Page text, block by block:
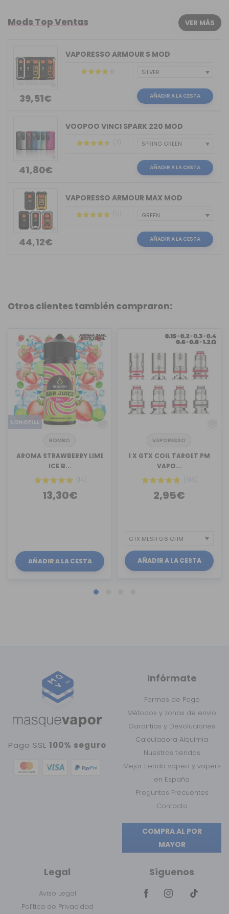
Mods Top Ventas VER MÁS
39,51€
VAPORESSO ARMOUR S MOD
AÑADIR A LA CESTA
41,80€
VOOPOO VINCI SPARK 220 MOD
(7)
AÑADIR A LA CESTA
44,12€
VAPORESSO ARMOUR MAX MOD
(5)
AÑADIR A LA CESTA
Otros clientes también compraron:
LONGFILL
BOMBO
AROMA STRAWBERRY LIME
ICE B...
(14)
13,30€
AÑADIR A LA CESTA
VAPORESSO
1 X GTX COIL TARGET PM
VAPO...
(316)
2,95€
AÑADIR A LA CESTA
Pago SSL100% seguro
Infórmate
Formas de Pago
Métodos y zonas de envío
Garantías y Devoluciones
Calculadora Alquimia
Nuestras tiendas
Mejor tienda vapeo y vapers
en España
Preguntas Frecuentes
Contacto
COMPRA AL POR
MAYOR
Legal
Aviso Legal
Política de Privacidad
Síguenos